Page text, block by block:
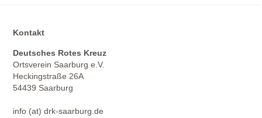
Kontakt
Deutsches Rotes Kreuz
Ortsverein Saarburg e.V.
Heckingstraße 26A
54439 Saarburg
info (at) drk-saarburg.de